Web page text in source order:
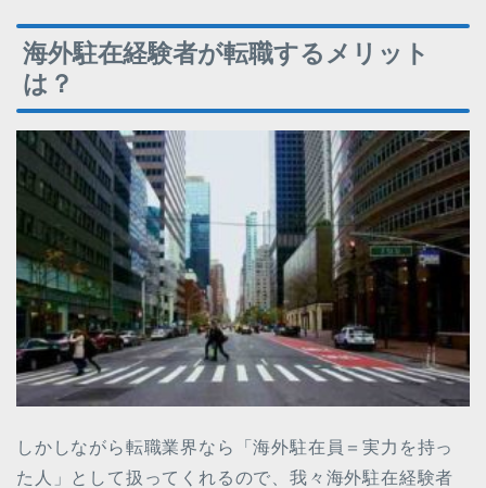
海外駐在経験者が転職するメリット
は？
しかしながら転職業界なら「海外駐在員＝実力を持っ
た人」として扱ってくれるので、我々海外駐在経験者